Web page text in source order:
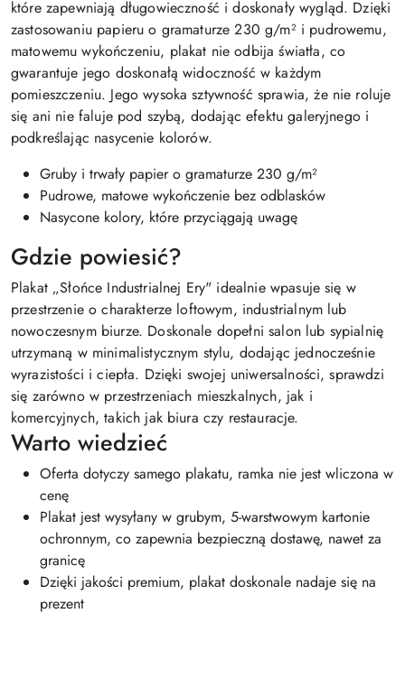
które zapewniają długowieczność i doskonały wygląd. Dzięki
zastosowaniu papieru o gramaturze 230 g/m² i pudrowemu,
matowemu wykończeniu, plakat nie odbija światła, co
gwarantuje jego doskonałą widoczność w każdym
pomieszczeniu. Jego wysoka sztywność sprawia, że nie roluje
się ani nie faluje pod szybą, dodając efektu galeryjnego i
podkreślając nasycenie kolorów.
Gruby i trwały papier o gramaturze 230 g/m²
Pudrowe, matowe wykończenie bez odblasków
Nasycone kolory, które przyciągają uwagę
Gdzie powiesić?
Plakat „Słońce Industrialnej Ery" idealnie wpasuje się w
przestrzenie o charakterze loftowym, industrialnym lub
nowoczesnym biurze. Doskonale dopełni salon lub sypialnię
utrzymaną w minimalistycznym stylu, dodając jednocześnie
wyrazistości i ciepła. Dzięki swojej uniwersalności, sprawdzi
się zarówno w przestrzeniach mieszkalnych, jak i
komercyjnych, takich jak biura czy restauracje.
Warto wiedzieć
Oferta dotyczy samego plakatu, ramka nie jest wliczona w
cenę
Plakat jest wysyłany w grubym, 5-warstwowym kartonie
ochronnym, co zapewnia bezpieczną dostawę, nawet za
granicę
Dzięki jakości premium, plakat doskonale nadaje się na
prezent